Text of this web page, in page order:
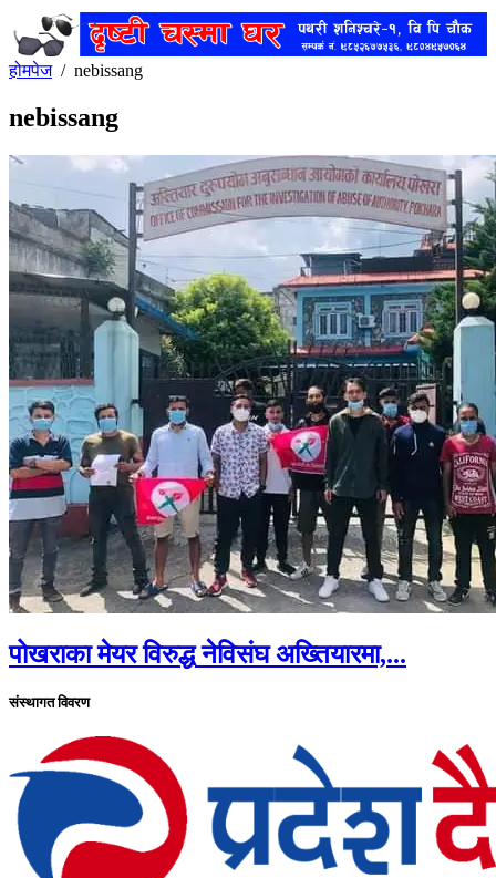
होमपेज/ nebissang
nebissang
पोखराका मेयर विरुद्ध नेविसंघ अख्तियारमा,...
संस्थागत विवरण